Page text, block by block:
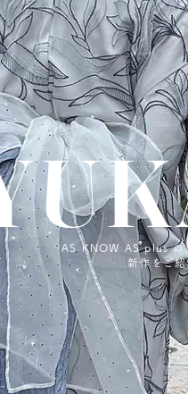
AS KNOW AS plus の
新作をご紹